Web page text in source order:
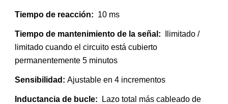
Tiempo de reacción: 10 ms
Tiempo de mantenimiento de la señal:
Ilimitado /
limitado cuando el circuito está cubierto
permanentemente 5 minutos
Sensibilidad: Ajustable en 4 incrementos
Inductancia de bucle: Lazo total más cableado de